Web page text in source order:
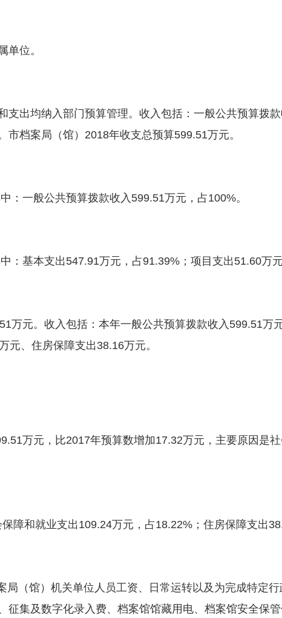
位。
出均纳入部门预算管理。收入包括：一般公共预算拨
档案局（馆）2018年收支总预算599.51万元。
一般公共预算拨款收入599.51万元，占100%。
基本支出547.91万元，占91.39%；项目支出51.60万元
元。收入包括：本年一般公共预算拨款收入599.51万
元、住房保障支出38.16万元。
万元，比2017年预算数增加17.32万元，主要原因是
和就业支出109.24万元，占18.22%；住房保障支出
（馆）机关单位人员工资、日常运转以及为完成特定行
集及数字化录入费、档案馆馆藏用电、档案馆安全保管